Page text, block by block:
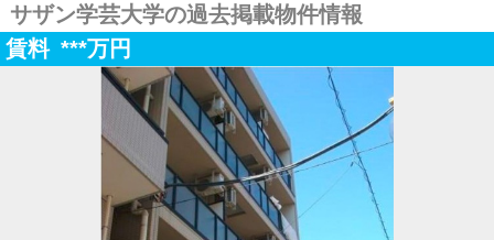
サザン学芸大学の過去掲載物件情報
賃料 ***万円